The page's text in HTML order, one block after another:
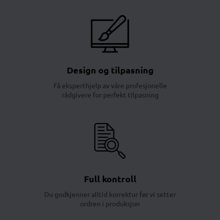
Design og tilpasning
Få eksperthjelp av våre profesjonelle
rådgivere for perfekt tilpasning
Full kontroll
Du godkjenner alltid korrektur før vi setter
ordren i produksjon